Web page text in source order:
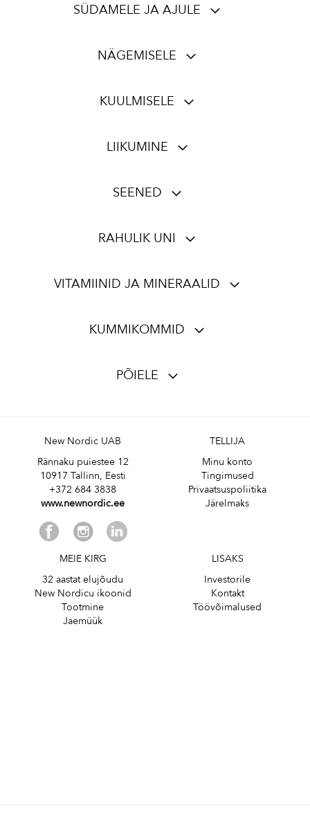
SÜDAMELE JA AJULE
NÄGEMISELE
KUULMISELE
LIIKUMINE
SEENED
RAHULIK UNI
VITAMIINID JA MINERAALID
KUMMIKOMMID
PÕIELE
New Nordic UAB
Rännaku puiestee 12
10917 Tallinn, Eesti
+372 684 3838
www.newnordic.ee
TELLIJA
Minu konto
Tingimused
Privaatsuspoliitika
Järelmaks
MEIE KIRG
32 aastat elujõudu
New Nordicu ikoonid
Tootmine
Jaemüük
LISAKS
Investorile
Kontakt
Töövõimalused